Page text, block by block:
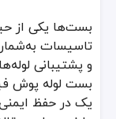
بست‌ها یکی از
بست لوله یکی از
بست‌ها جزو
بست‌های لوله‌کشی
قیمت بست لوله به
بست‌ها یکی از
تاسیسات
و پشتیبانی
بست لوله پوش
یک در حفظ